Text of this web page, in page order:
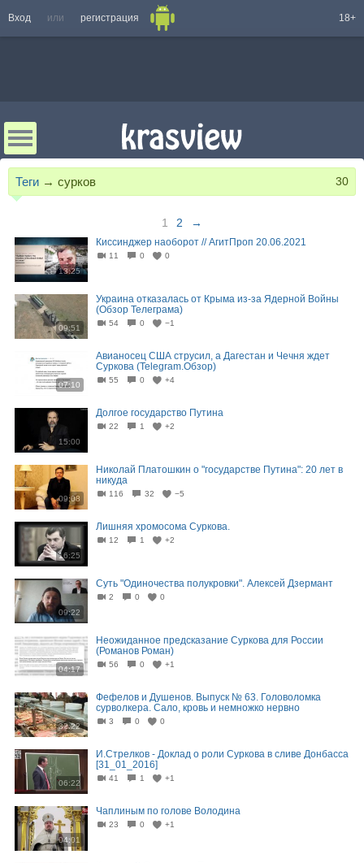
Вход или регистрация 18+
Теги → сурков 30
1 2 →
13:25
Киссинджер наоборот // АгитПроп 20.06.2021
11 0 0
09:51
Украина отказалась от Крыма из-за Ядерной Войны
(Обзор Телеграма)
54 0 −1
07:10
Авианосец США струсил, а Дагестан и Чечня ждет
Суркова (Telegram.Обзор)
55 0 +4
15:00
Долгое государство Путина
22 1 +2
09:08
Николай Платошкин о "государстве Путина": 20 лет в
никуда
116 32 −5
16:25
Лишняя хромосома Суркова.
12 1 +2
09:22
Суть "Одиночества полукровки". Алексей Дзермант
2 0 0
04:17
Неожиданное предсказание Суркова для России
(Романов Роман)
56 0 +1
32:22
Фефелов и Душенов. Выпуск № 63. Головоломка
сурволкера. Сало, кровь и немножко нервно
3 0 0
06:22
И.Стрелков - Доклад о роли Суркова в сливе Донбасса
[31_01_2016]
41 1 +1
04:01
Чаплиным по голове Володина
23 0 +1